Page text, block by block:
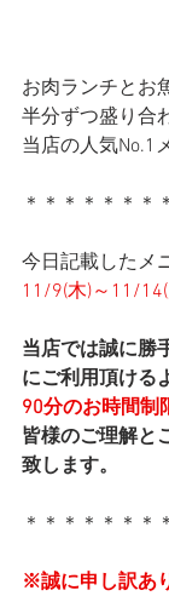
お肉ランチとお
半分ずつ盛り合
当店の人気No.1
＊＊＊＊＊＊＊
今日記載したメ
11/9(木)～11/
当店では誠に勝
にご利用頂ける
90分のお時間制
皆様のご理解と
致します。
＊＊＊＊＊＊＊
※誠に申し訳あ